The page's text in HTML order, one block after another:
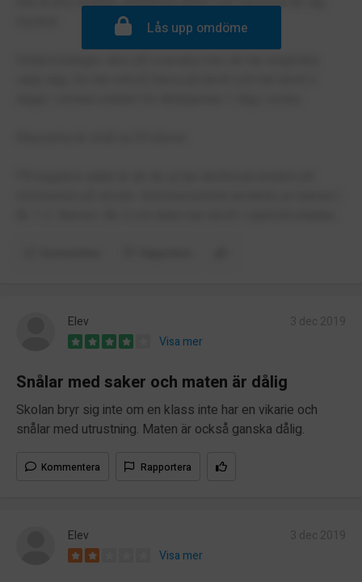
Lås upp omdöme
Elev
Visa mer
Snålar med saker och maten är dålig
Skolan bryr sig inte om en klass inte har en vikarie och
snålar med utrustning. Maten är också ganska dålig.
Kommentera Rapportera
Elev
Visa mer